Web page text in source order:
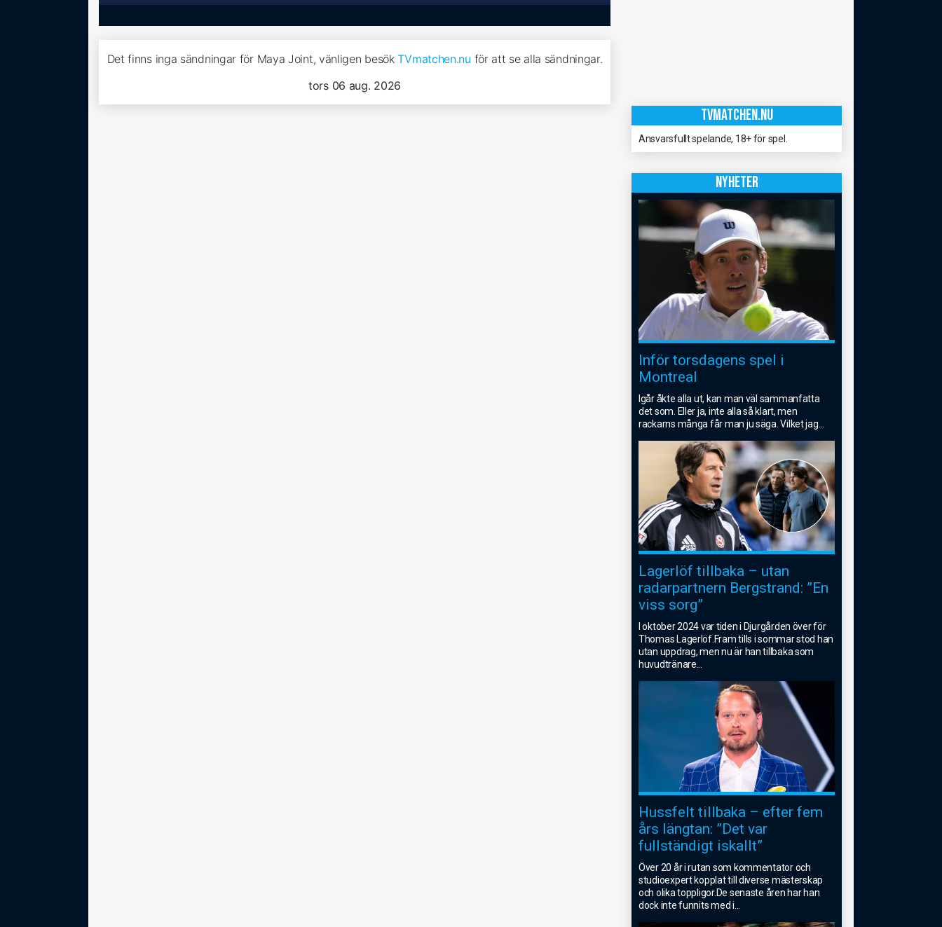
Det finns inga sändningar för Maya Joint, vänligen besökTVmatchen.nu för att se alla sändningar.
tors 06 aug. 2026
TVMATCHEN.NU
Ansvarsfullt spelande, 18+ för spel.
NYHETER
Inför torsdagens spel i
Montreal
Igår åkte alla ut, kan man väl sammanfatta
det som. Eller ja, inte alla så klart, men
rackarns många får man ju säga. Vilket jag
Lagerlöf tillbaka – utan
radarpartnern Bergstrand: ”En
viss sorg”
I oktober 2024 var tiden i Djurgården över för
Thomas Lagerlöf.Fram tills i sommar stod han
utan uppdrag, men nu är han tillbaka som
huvudtränare
Hussfelt tillbaka – efter fem
års längtan: ”Det var
fullständigt iskallt”
Över 20 år i rutan som kommentator och
studioexpert kopplat till diverse mästerskap
och olika toppligor.De senaste åren har han
dock inte funnits med i